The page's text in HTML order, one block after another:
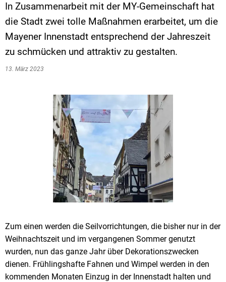
In Zusammenarbeit mit der MY-Gemeinschaft hat
die Stadt zwei tolle Maßnahmen erarbeitet, um die
Mayener Innenstadt entsprechend der Jahreszeit
zu schmücken und attraktiv zu gestalten.
13. März 2023
Zum einen werden die Seilvorrichtungen, die bisher nur in der
Weihnachtszeit und im vergangenen Sommer genutzt
wurden, nun das ganze Jahr über Dekorationszwecken
dienen. Frühlingshafte Fahnen und Wimpel werden in den
kommenden Monaten Einzug in der Innenstadt halten und